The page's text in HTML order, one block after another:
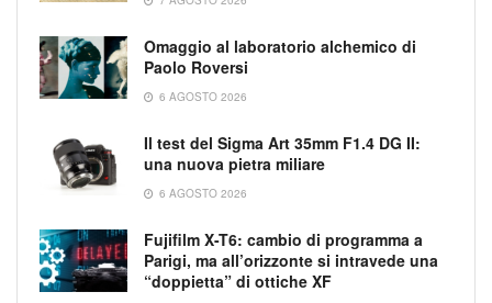
Omaggio al laboratorio alchemico di
Paolo Roversi
6 AGOSTO 2026
Il test del Sigma Art 35mm F1.4 DG II:
una nuova pietra miliare
6 AGOSTO 2026
Fujifilm X-T6: cambio di programma a
Parigi, ma all’orizzonte si intravede una
“doppietta” di ottiche XF